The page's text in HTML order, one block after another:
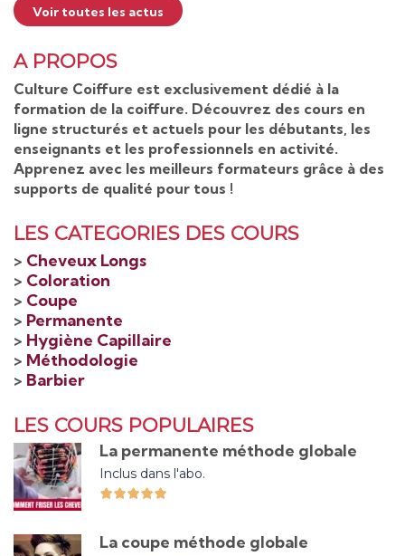
Voir toutes les actus
A PROPOS
Culture Coiffure est exclusivement dédié à la
formation de la coiffure. Découvrez des cours en
ligne structurés et actuels pour les débutants, les
enseignants et les professionnels en activité.
Apprenez avec les meilleurs formateurs grâce à des
supports de qualité pour tous !
LES CATEGORIES DES COURS
> Cheveux Longs
> Coloration
> Coupe
> Permanente
> Hygiène Capillaire
> Méthodologie
> Barbier
LES COURS POPULAIRES
La permanente méthode globale
Inclus dans l'abo.
La coupe méthode globale